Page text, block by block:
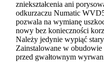
zniekształcenia ani
odkurzaczu Numatic
pozwala na wymianę
nowy bez konieczności
Należy jedynie wypiąć
Zainstalowane w obudowie
przed gwałtownym